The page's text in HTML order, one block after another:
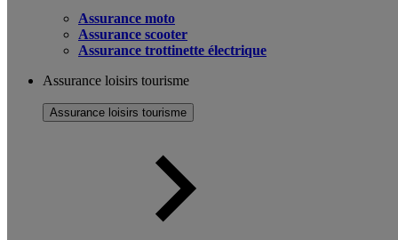
Assurance moto
Assurance scooter
Assurance trottinette électrique
Assurance loisirs tourisme
Assurance loisirs tourisme